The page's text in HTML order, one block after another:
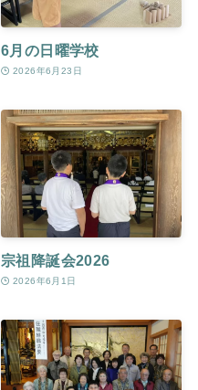
6月の日曜学校
2026年6月23日
宗祖降誕会2026
2026年6月1日